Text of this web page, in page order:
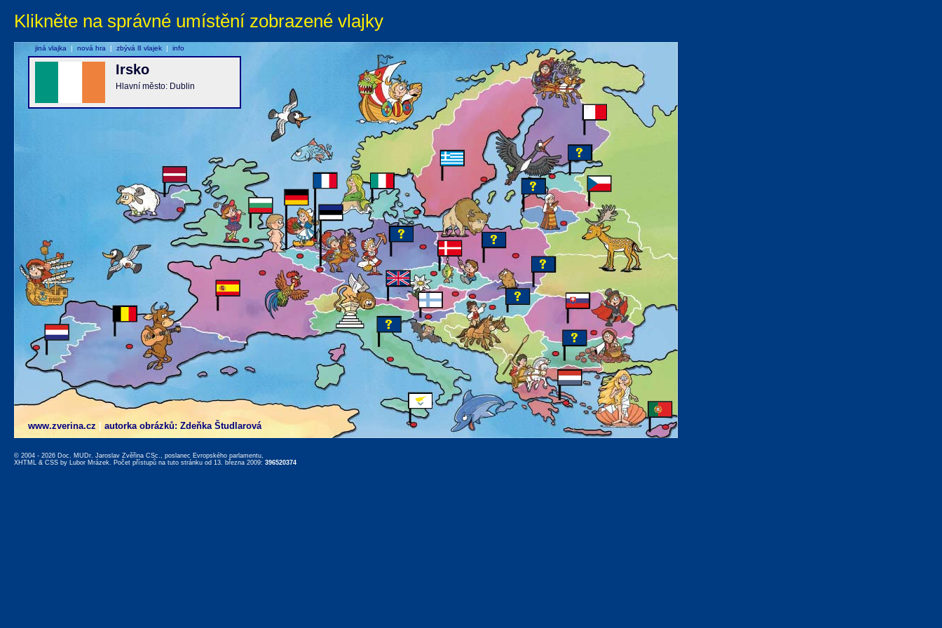
Klikněte na správné umístění zobrazené vlajky
www.zverina.cz autorka obrázků: Zdeňka Študlarová
Irsko
Hlavní město: Dublin
jiná vlajka | nová hra | zbývá 8 vlajek | info
© 2004 - 2026 Doc. MUDr. Jaroslav Zvěřina CSc., poslanec Evropského parlamentu,
XHTML & CSS by Lubor Mrázek. Počet přístupů na tuto stránku od 13. března 2009: 396520374